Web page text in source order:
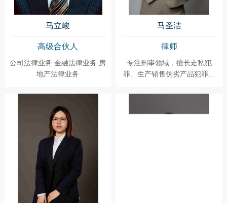
马立峻
高级合伙人
公司法律业务 金融法律业务 房
地产法律业务
马圣洁
律师
专注刑事领域，擅长走私犯
罪、生产销售伪劣产品犯罪、
毒品犯罪、抢劫盗窃等财产类